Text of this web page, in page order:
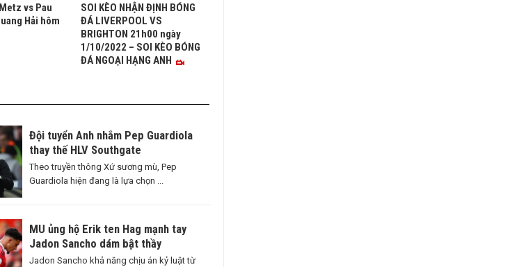
vs Pau
Hải hôm
SOI KÈO NHẬN ĐỊNH BÓNG
ĐÁ LIVERPOOL VS
BRIGHTON 21h00 ngày
1/10/2022 – SOI KÈO BÓNG
ĐÁ NGOẠI HẠNG ANH
Đội tuyển Anh nhắm Pep Guardiola
thay thế HLV Southgate
Theo truyền thông Xứ sương mù, Pep
Guardiola hiện đang là lựa chọn ...
MU ủng hộ Erik ten Hag mạnh tay
Jadon Sancho dám bật thầy
Jadon Sancho khả năng chịu án kỷ luật từ